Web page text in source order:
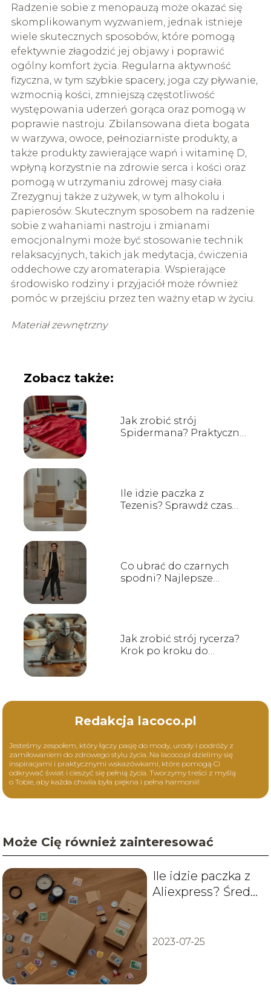
Radzenie sobie z menopauzą może okazać się
skomplikowanym wyzwaniem, jednak istnieje
wiele skutecznych sposobów, które pomogą
efektywnie złagodzić jej objawy i poprawić
ogólny komfort życia. Regularna aktywność
fizyczna, w tym szybkie spacery, joga czy pływanie,
wzmocnią kości, zmniejszą częstotliwość
występowania uderzeń gorąca oraz pomogą w
poprawie nastroju. Zbilansowana dieta bogata
w warzywa, owoce, pełnoziarniste produkty, a
także produkty zawierające wapń i witaminę D,
wpłyną korzystnie na zdrowie serca i kości oraz
pomogą w utrzymaniu zdrowej masy ciała.
Zrezygnuj także z używek, w tym alhokolu i
papierosów. Skutecznym sposobem na radzenie
sobie z wahaniami nastroju i zmianami
emocjonalnymi może być stosowanie technik
relaksacyjnych, takich jak medytacja, ćwiczenia
oddechowe czy aromaterapia. Wspierające
środowisko rodziny i przyjaciół może również
pomóc w przejściu przez ten ważny etap w życiu.
Materiał zewnętrzny
Zobacz także:
Jak zrobić strój
Spidermana? Praktyczny
Ile idzie paczka z
Tezenis? Sprawdź czas
Co ubrać do czarnych
spodni? Najlepsze
Jak zrobić strój rycerza?
Krok po kroku do
Redakcja lacoco.pl
Jesteśmy zespołem, który łączy pasję do mody, urody i podróży z
zamiłowaniem do zdrowego stylu życia. Na lacoco.pl dzielimy się
inspiracjami i praktycznymi wskazówkami, które pomogą Ci
odkrywać świat i cieszyć się pełnią życia. Tworzymy treści z myślą
o Tobie, aby każda chwila była piękna i pełna harmonii!
Może Cię również zainteresować
Ile idzie paczka z
Aliexpress? Średni
2023-07-25